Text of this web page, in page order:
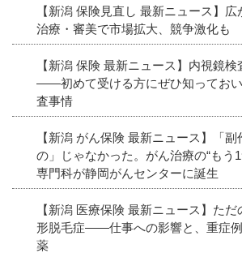
【新潟 保険見直し 最新ニュース】
治療・審美で市場拡大、競争激化も
【新潟 保険 最新ニュース】内視鏡
――初めて受ける方にぜひ知ってお
査事情
【新潟 がん保険 最新ニュース】「
の」じゃなかった。がん治療の“もう
専門科が静岡がんセンターに誕生
【新潟 医療保険 最新ニュース】た
形脱毛症――仕事への影響と、重症
薬